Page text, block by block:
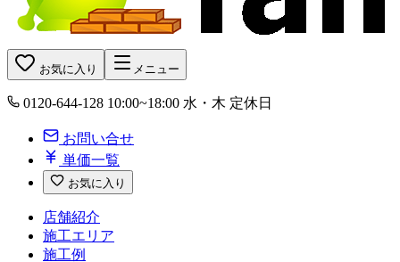
お気に入り メニュー
0120-644-128 10:00~18:00 水・木 定休日
お問い合せ
単価一覧
お気に入り
店舗紹介
施工エリア
施工例